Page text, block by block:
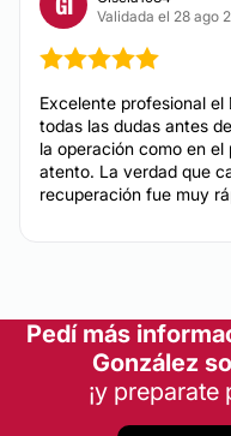
Validada el 28 ago
Excelente profesional
todas las dudas antes
la operación como en
atento. La verdad que
recuperación fue muy
Pedí más
González
¡y